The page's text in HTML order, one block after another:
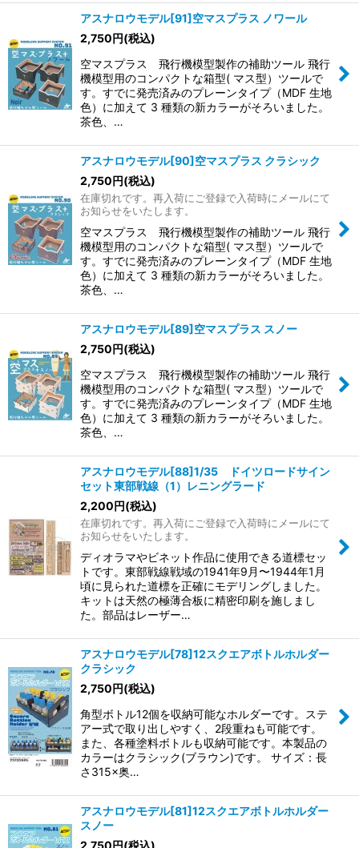
アスナロウモデル[91]空マスプラス ノワール
2,750円(税込)
空マスプラス 飛行機模型製作の補助ツール 飛行
機模型用のコンパクトな箱型( マス型）ツールで
す。すでに発売済みのプレーンタイプ（MDF 生地
色）に加えて 3 種類の新カラーがそろいました。
茶色、…
アスナロウモデル[90]空マスプラス クラシック
2,750円(税込)
在庫切れです。再入荷にご登録で入荷時にメールにて
お知らせをいたします。
空マスプラス 飛行機模型製作の補助ツール 飛行
機模型用のコンパクトな箱型( マス型）ツールで
す。すでに発売済みのプレーンタイプ（MDF 生地
色）に加えて 3 種類の新カラーがそろいました。
茶色、…
アスナロウモデル[89]空マスプラス スノー
2,750円(税込)
空マスプラス 飛行機模型製作の補助ツール 飛行
機模型用のコンパクトな箱型( マス型）ツールで
す。すでに発売済みのプレーンタイプ（MDF 生地
色）に加えて 3 種類の新カラーがそろいました。
茶色、…
アスナロウモデル[88]1/35 ドイツロードサイン
セット東部戦線（1）レニングラード
2,200円(税込)
在庫切れです。再入荷にご登録で入荷時にメールにて
お知らせをいたします。
ディオラマやビネット作品に使用できる道標セッ
トです。東部戦線戦域の1941年9月〜1944年1月
頃に見られた道標を正確にモデリングしました。
キットは天然の極薄合板に精密印刷を施しまし
た。部品はレーザー…
アスナロウモデル[78]12スクエアボトルホルダー
クラシック
2,750円(税込)
角型ボトル12個を収納可能なホルダーです。ステ
アー式で取り出しやすく、2段重ねも可能です。
また、各種塗料ボトルも収納可能です。本製品の
カラーはクラシック(ブラウン)です。 サイズ：長
さ315×奥…
アスナロウモデル[81]12スクエアボトルホルダー
スノー
2,750円(税込)